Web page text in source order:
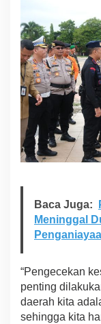
s
i
d
e
n
R
I
d
S
l
e
i
T
g
g
a
r
Baca Juga:
Meninggal
“Pengecekan
penting
daerah kita
sehingga kita